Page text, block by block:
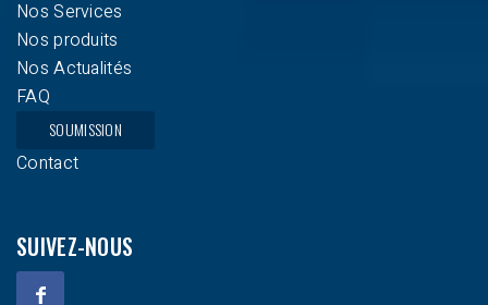
Nos Services
Nos produits
Nos Actualités
FAQ
SOUMISSION
Contact
SUIVEZ-NOUS